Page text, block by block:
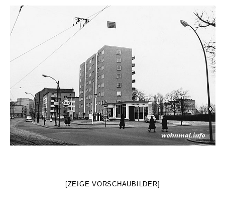
[ZEIGE VORSCHAUBILDER]